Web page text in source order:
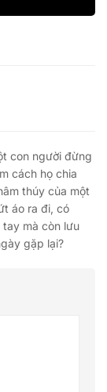
con người đừng
cách họ chia
thúy của một
áo ra đi, có
tay mà còn lưu
gặp lại?